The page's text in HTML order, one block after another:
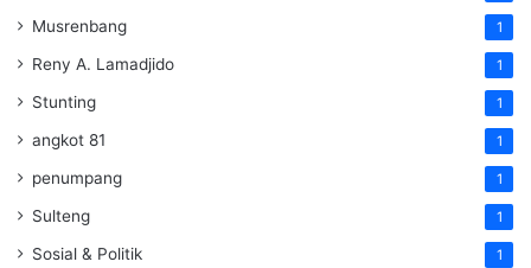
Musrenbang 1
Reny A. Lamadjido 1
Stunting 1
angkot 81 1
penumpang 1
Sulteng 1
Sosial & Politik 1